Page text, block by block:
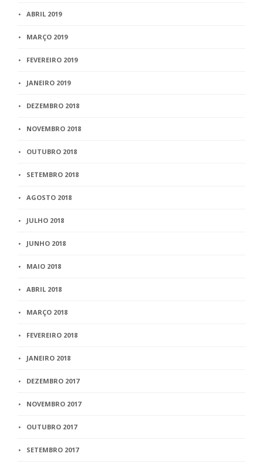
ABRIL 2019
MARÇO 2019
FEVEREIRO 2019
JANEIRO 2019
DEZEMBRO 2018
NOVEMBRO 2018
OUTUBRO 2018
SETEMBRO 2018
AGOSTO 2018
JULHO 2018
JUNHO 2018
MAIO 2018
ABRIL 2018
MARÇO 2018
FEVEREIRO 2018
JANEIRO 2018
DEZEMBRO 2017
NOVEMBRO 2017
OUTUBRO 2017
SETEMBRO 2017